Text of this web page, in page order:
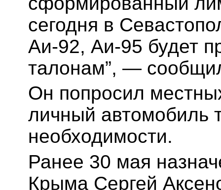
сегодня в
Аи-92, Аи-95 будет
талонам”, —
Он попросил
личный автомобиль
необходимости.
Ранее 30 мая
Крыма Сергей